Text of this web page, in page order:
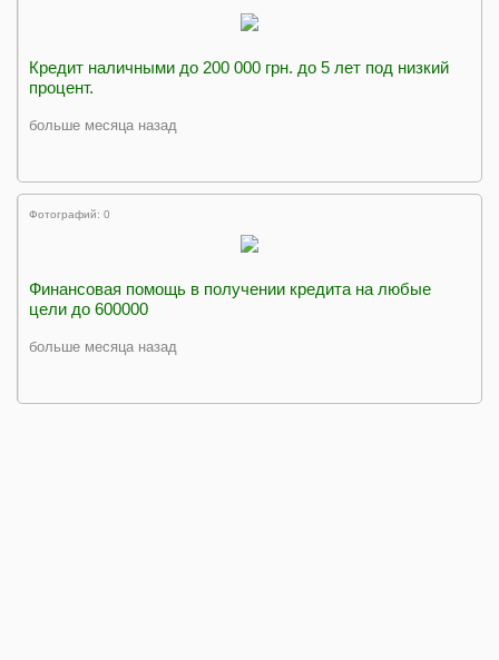
Кредит наличными до 200 000 грн. до 5 лет под низкий
процент.
больше месяца назад
Фотографий: 0
Финансовая помощь в получении кредита на любые
цели до 600000
больше месяца назад